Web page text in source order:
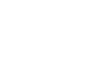
Fenster